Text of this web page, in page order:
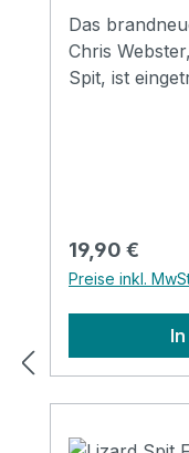
Das
Chris
Spit, ist
Regulärer
19,90 €
Preise inkl.